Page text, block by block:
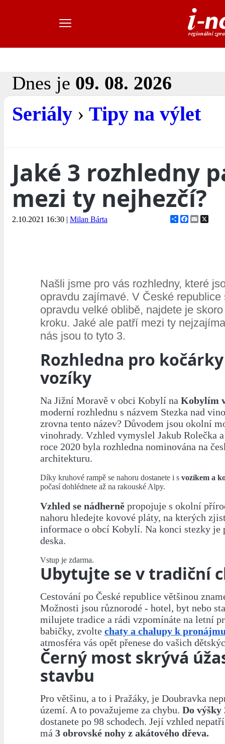
Dnes je 09. 08. 2026
Seriály › Tipy na výlet
Jaké 3 rozhledny
mezi ty nejhezčí?
2.10.2021 16:30 | Milan Bárta ShareFacebook
Email
Našli jsme pro vás rozhledny, které
opravdu zajímavé. V České republice
opravdu velké oblibě, najdete je
kroku. Jaké ale patří mezi ty
nás jsou to tyto 3.
Rozhledna pro
vozíky
Na Jižní Moravě v obci Kobylí na Kobylím
moderní rozhlednu s názvem Stezka nad
zrovna tento název? Důvodem jsou okolní
vinohrady. Vzhled vymyslel Jakub Rolečka
roce 2020 byla rozhledna nominována na
architekturu.
Díky kruhové rampě se nahoru dostanete i s vozíkem a
počasí dohlédnete až na rakouské Alpy.
Vzhled se nádherně propojuje s okolní
nahoru hledejte kovové pláty, na kterých
informace o obcí Kobylí. Na konci stezky je
deska.
Vstup je zdarma.
Ubytujte se v tradiční
Cestování po České republice většinou
Možnosti jsou různorodé - hotel, byt nebo
milujete tradice a rádi vzpomínáte na letní
babičky, zvolte chaty a chalupy k
atmosféra vás opět přenese do vašich
Černý most skrývá
stavbu
Pro většinu, a to i Pražáky, je Doubravka
území. A to považujeme za chybu. Do výšky
dostanete po 98 schodech. Její vzhled
má 3 obrovské nohy z akátového dřeva.